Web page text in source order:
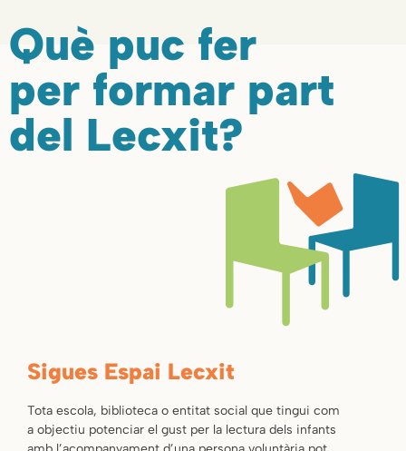
Què puc fer
per formar part
del Lecxit?
Sigues Espai Lecxit
Tota escola, biblioteca o entitat social que tingui com
a objectiu potenciar el gust per la lectura dels infants